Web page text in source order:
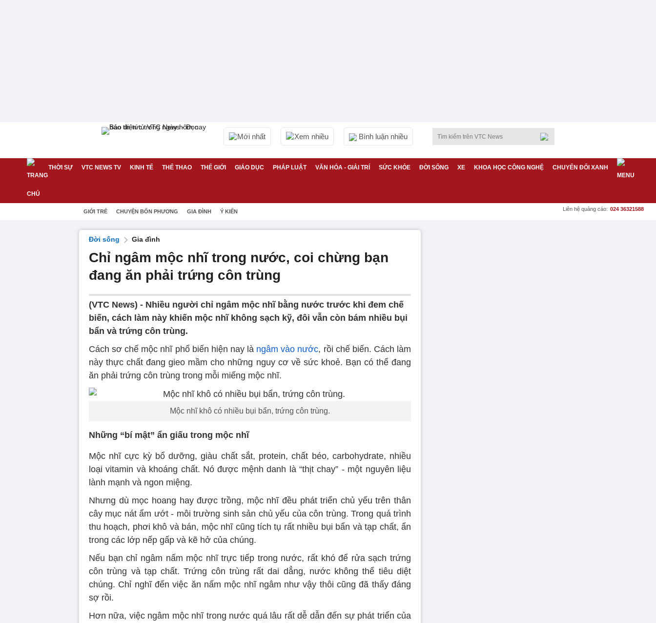
Mới nhất Xem nhiều Bình luận nhiều
THỜI SỰ VTC NEWS TV KINH TẾ THỂ THAO THẾ GIỚI GIÁO DỤC PHÁP LUẬT VĂN HÓA - GIẢI TRÍ SỨC KHỎE ĐỜI SỐNG XE KHOA HỌC CÔNG NGHỆ CHUYỂN ĐỔI XANH
GIỚI TRẺ CHUYỆN BỐN PHƯƠNG GIA ĐÌNH Ý KIẾN Liên hệ quảng cáo: 024 36321588
Đời sống Gia đình
Chỉ ngâm mộc nhĩ trong nước, coi chừng bạn
đang ăn phải trứng côn trùng
(VTC News) - Nhiều người chỉ ngâm mộc nhĩ bằng nước trước khi đem chế
biến, cách làm này khiến mộc nhĩ không sạch kỹ, đôi vẫn còn bám nhiều bụi
bẩn và trứng côn trùng.
Cách sơ chế mộc nhĩ phổ biến hiện nay là ngâm vào nước, rồi chế biến. Cách làm
này thực chất đang gieo mầm cho những nguy cơ về sức khoẻ. Bạn có thể đang
ăn phải trứng côn trùng trong mỗi miếng mộc nhĩ.
Mộc nhĩ khô có nhiều bụi bẩn, trứng côn trùng.
Những “bí mật” ẩn giấu trong mộc nhĩ
Mộc nhĩ cực kỳ bổ dưỡng, giàu chất sắt, protein, chất béo, carbohydrate, nhiều
loại vitamin và khoáng chất. Nó được mệnh danh là “thịt chay” - một nguyên liệu
lành mạnh và ngon miệng.
Nhưng dù mọc hoang hay được trồng, mộc nhĩ đều phát triển chủ yếu trên thân
cây mục nát ẩm ướt - môi trường sinh sản chủ yếu của côn trùng. Trong quá trình
thu hoạch, phơi khô và bán, mộc nhĩ cũng tích tụ rất nhiều bụi bẩn và tạp chất, ẩn
trong các lớp nếp gấp và kẽ hở của chúng.
Nếu bạn chỉ ngâm nấm mộc nhĩ trực tiếp trong nước, rất khó để rửa sạch trứng
côn trùng và tạp chất. Trứng côn trùng rất dai dẳng, nước không thể tiêu diệt
chúng. Chỉ nghĩ đến việc ăn nấm mộc nhĩ ngâm như vậy thôi cũng đã thấy đáng
sợ rồi.
Hơn nữa, việc ngâm mộc nhĩ trong nước quá lâu rất dễ dẫn đến sự phát triển của